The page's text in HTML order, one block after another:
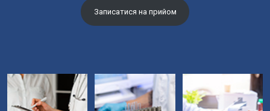
Записатися на прийом